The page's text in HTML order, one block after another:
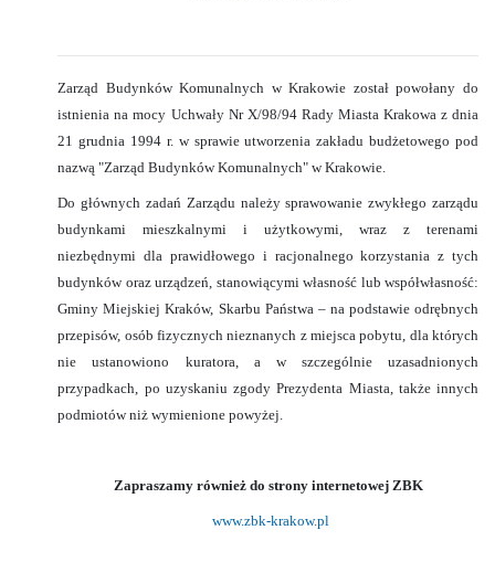
Zarząd Budynków Komunalnych w Krakowie został powołany do
istnienia na mocy Uchwały Nr X/98/94 Rady Miasta Krakowa z dnia
21 grudnia 1994 r. w sprawie utworzenia zakładu budżetowego pod
nazwą "Zarząd Budynków Komunalnych" w Krakowie.
Do głównych zadań Zarządu należy sprawowanie zwykłego zarządu
budynkami mieszkalnymi i użytkowymi, wraz z terenami
niezbędnymi dla prawidłowego i racjonalnego korzystania z tych
budynków oraz urządzeń, stanowiącymi własność lub współwłasność:
Gminy Miejskiej Kraków, Skarbu Państwa – na podstawie odrębnych
przepisów, osób fizycznych nieznanych z miejsca pobytu, dla których
nie ustanowiono kuratora, a w szczególnie uzasadnionych
przypadkach, po uzyskaniu zgody Prezydenta Miasta, także innych
podmiotów niżwymienione powyżej.
Zapraszamy również do strony internetowej ZBK
www.zbk-krakow.pl